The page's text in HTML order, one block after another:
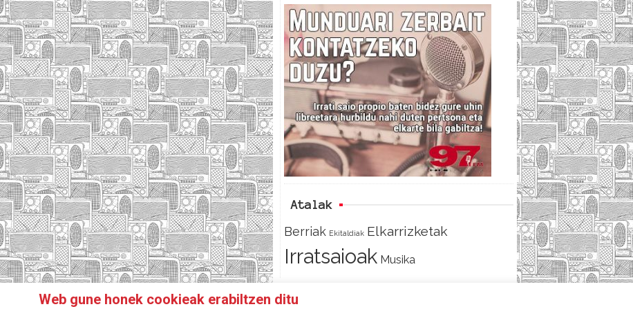
c
e
b
o
o
i
t
t
e
r
e
d
Atalak
Berriak Ekitaldiak Elkarrizketak
Irratsaioak Musika
IZAN IRRATIKIDE! FACEBOOK TWITTER HARREMANETARAKO
Web gune honek cookieak erabiltzen ditu